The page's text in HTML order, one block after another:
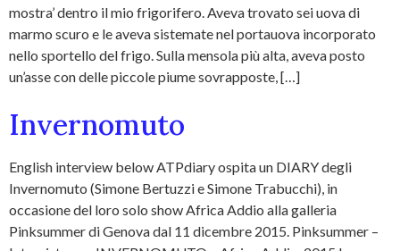
mostra’ dentro il mio frigorifero. Aveva trovato sei uova di
marmo scuro e le aveva sistemate nel portauova incorporato
nello sportello del frigo. Sulla mensola più alta, aveva posto
un’asse con delle piccole piume sovrapposte, […]
Invernomuto
English interview below ATPdiary ospita un DIARY degli
Invernomuto (Simone Bertuzzi e Simone Trabucchi), in
occasione del loro solo show Africa Addio alla galleria
Pinksummer di Genova dal 11 dicembre 2015. Pinksummer –